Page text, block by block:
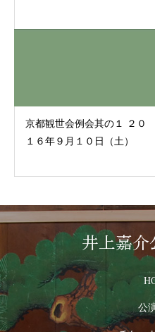
京都観世会例会其の１ ２０
１６年９月１０日（土）
井上嘉介
公